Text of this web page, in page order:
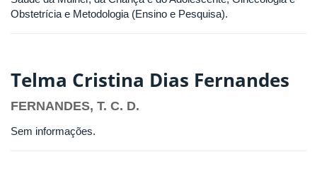
Obstetrícia e Metodologia (Ensino e Pesquisa).
Telma Cristina Dias Fernandes
FERNANDES, T. C. D.
Sem informações.